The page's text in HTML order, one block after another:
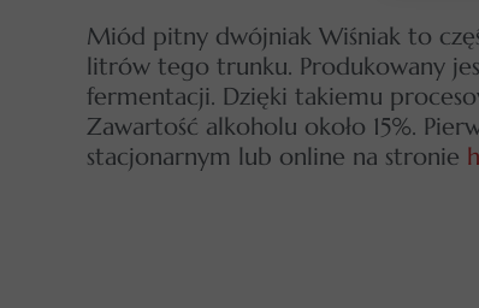
Miód pitny dwójniak Wiśniak to
litrów tego trunku. Produkowany
fermentacji. Dzięki takiemu
Zawartość alkoholu około 15%.
stacjonarnym lub online na stronie